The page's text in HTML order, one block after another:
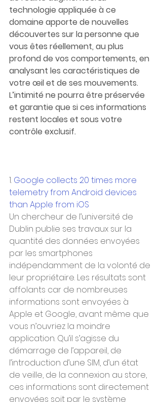
technologie appliquée à ce
domaine apporte de nouvelles
découvertes sur la personne que
vous êtes réellement, au plus
profond de vos comportements, en
analysant les caractéristiques de
votre œil et de ses mouvements.
L’intimité ne pourra être préservée
et garantie que si ces informations
restent locales et sous votre
contrôle exclusif.
1. Google collects 20 times more
telemetry from Android devices
than Apple from iOS
Un chercheur de l’université de
Dublin publie ses travaux sur la
quantité des données envoyées
par les smartphones
indépendamment de la volonté de
leur propriétaire. Les résultats sont
affolants car de nombreuses
informations sont envoyées à
Apple et Google, avant même que
vous n’ouvriez la moindre
application. Qu’il s’agisse du
démarrage de l’appareil, de
l’introduction d’une SIM, d’un état
de veille, de la connexion au store,
ces informations sont directement
envoyées soit par le système